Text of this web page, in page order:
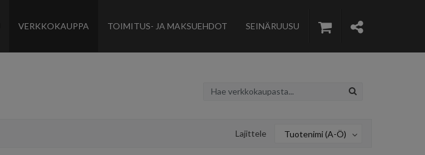
VERKKOKAUPPA TOIMITUS- JA MAKSUEHDOT SEINÄRUUSU
Lajittele Tuotenimi (A-Ö)